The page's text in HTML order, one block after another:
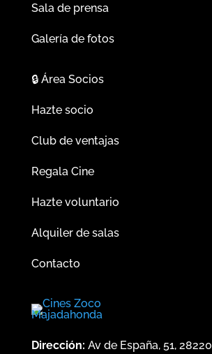
Sala de prensa
Galería de fotos
🔒Área Socios
Hazte socio
Club de ventajas
Regala Cine
Hazte voluntario
Alquiler de salas
Contacto
Dirección: Av de España, 51, 28220